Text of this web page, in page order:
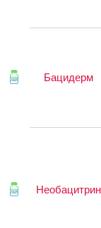
Бацидерм
Необацитрин